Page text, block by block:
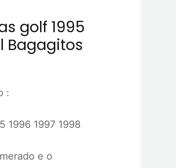
golf 1995
Bagagitos
:
1996 1997 1998
e o